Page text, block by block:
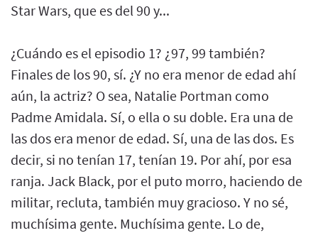
Star Wars, que es del 90 y...
¿Cuándo es el episodio 1? ¿97, 99 también?
Finales de los 90, sí. ¿Y no era menor de edad ahí
aún, la actriz? O sea, Natalie Portman como
Padme Amidala. Sí, o ella o su doble. Era una de
las dos era menor de edad. Sí, una de las dos. Es
decir, si no tenían 17, tenían 19. Por ahí, por esa
ranja. Jack Black, por el puto morro, haciendo de
militar, recluta, también muy gracioso. Y no sé,
muchísima gente. Muchísima gente. Lo de,